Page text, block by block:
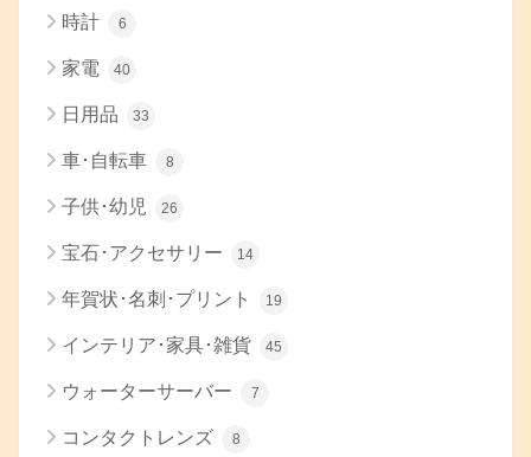
時計 6
家電 40
日用品 33
車･自転車 8
子供･幼児 26
宝石･アクセサリー 14
年賀状･名刺･プリント 19
インテリア･家具･雑貨 45
ウォーターサーバー 7
コンタクトレンズ 8